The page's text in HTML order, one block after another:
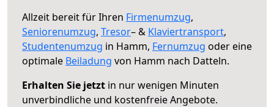
Allzeit bereit für Ihren Firmenumzug,
Seniorenumzug, Tresor– & Klaviertransport,
Studentenumzug in Hamm, Fernumzug oder eine
optimale Beiladung von Hamm nach Datteln.
Erhalten Sie jetzt in nur wenigen Minuten
unverbindliche und kostenfreie Angebote.